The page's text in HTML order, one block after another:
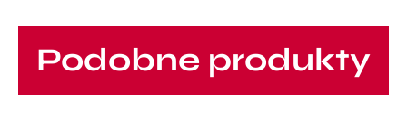
Podobne produkty